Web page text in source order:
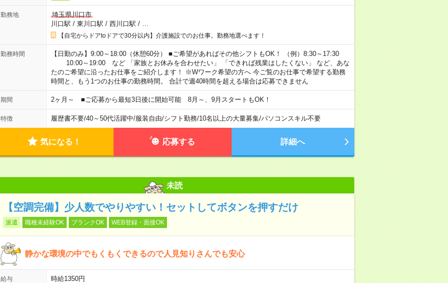
勤務地
埼玉県川口市
川口駅 / 東川口駅 / 西川口駅 /
【自宅からドアtoドアで30分以内】介護施設でのお仕事。勤務地選べます！
勤務時間
【日勤のみ】9:00～18:00（休憩60分） ■ご希望があればその他シフトもOK！ （例）8:30～17:30
10:00～19:00 など 「家族とお休みを合わせたい」 「できれば残業はしたくない」 など、あな
たのご希望に沿ったお仕事をご紹介します！ ※Wワーク希望の方へ 今ご覧のお仕事で希望する勤務
時間と、もう1つのお仕事の勤務時間。 合計で週40時間を超える場合は応募できません
期間 2ヶ月～ ■ご応募から最短3日後に開始可能 8月～、9月スタートもOK！
特徴 履歴書不要/40～50代活躍中/服装自由/シフト勤務/10名以上の大量募集/パソコンスキル不要
気になる！ 応募する 詳細へ
未読
【空調完備】少人数でやりやすい！セットしてボタンを押すだけ
派遣 職種未経験OK ブランクOK WEB登録・面接OK
静かな環境の中でもくもくできるので人見知りさんでも安心
給与 時給1350円